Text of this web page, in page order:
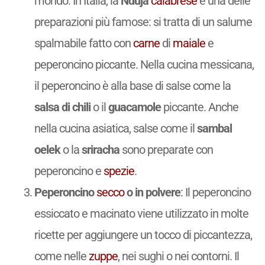
preparazioni più famose: si tratta di un salume
spalmabile fatto con carnedi maialee
peperoncino piccante. Nella cucina messicana,
il peperoncino è alla base di salse come la
salsa di chilio ilguacamolepiccante. Anche
nella cucina asiatica, salse come ilsambal
oeleko lasrirachasono preparate con
peperoncino e spezie.
Peperoncinoseccoo in polvere: Il peperoncino
essiccato e macinato viene utilizzato in molte
ricette per aggiungere un tocco di piccantezza,
come nellezuppe, nei sughi o nei contorni. Il